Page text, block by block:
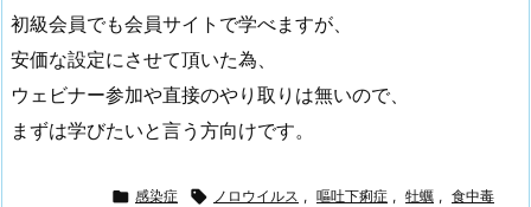
初級会員でも会員サイトで学べますが、
安価な設定にさせて頂いた為、
ウェビナー参加や直接のやり取りは無いので、
まずは学びたいと言う方向けです。
 感染症  ノロウイルス , 嘔吐下痢症 , 牡蠣 , 食中毒